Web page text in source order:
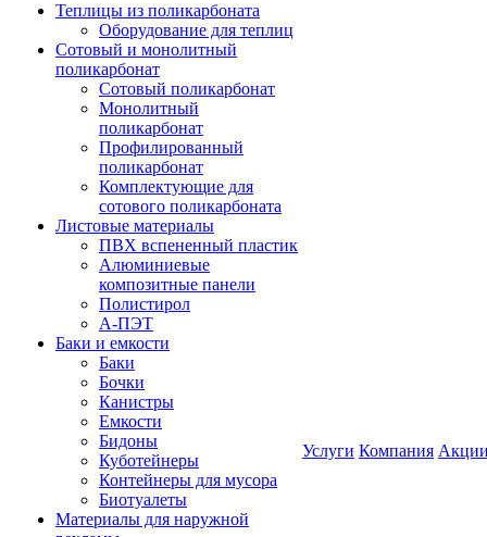
Теплицы из поликарбоната
Оборудование для теплиц
Сотовый и монолитный
поликарбонат
Сотовый поликарбонат
Монолитный
поликарбонат
Профилированный
поликарбонат
Комплектующие для
сотового поликарбоната
Листовые материалы
ПВХ вспененный пластик
Алюминиевые
композитные панели
Полистирол
А-ПЭТ
Баки и емкости
Баки
Бочки
Канистры
Емкости
Бидоны
Куботейнеры
Контейнеры для мусора
Биотуалеты
Материалы для наружной
Услуги Компания